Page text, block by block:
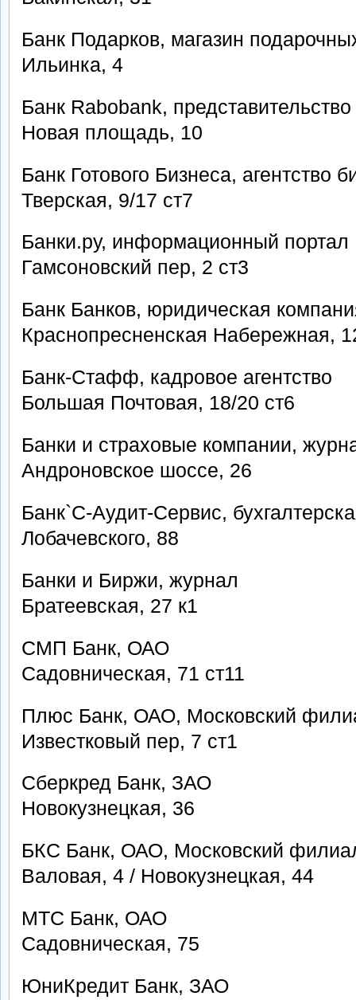
Банк Подарков, магазин
Ильинка, 4
Банк Rabobank,
Новая площадь, 10
Банк Готового Бизнеса, агентство
Тверская, 9/17 ст7
Банки.ру, информационный портал
Гамсоновский пер, 2 ст3
Банк Банков, юридическая
Краснопресненская Набережная,
Банк-Стафф, кадровое агентство
Большая Почтовая, 18/20 ст6
Банки и страховые компании,
Андроновское шоссе, 26
Банк`C-Аудит-Сервис,
Лобачевского, 88
Банки и Биржи, журнал
Братеевская, 27 к1
СМП Банк, ОАО
Садовническая, 71 ст11
Плюс Банк, ОАО, Московский
Известковый пер, 7 ст1
Сберкред Банк, ЗАО
Новокузнецкая, 36
БКС Банк, ОАО, Московский
Валовая, 4 / Новокузнецкая, 44
МТС Банк, ОАО
Садовническая, 75
ЮниКредит Банк, ЗАО